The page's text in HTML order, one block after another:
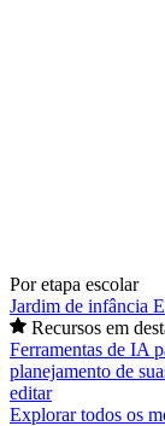
Por etapa escolar
Jardim de infância
Recursos em
Ferramentas de IA
planejamento de
editar
Explorar todos os